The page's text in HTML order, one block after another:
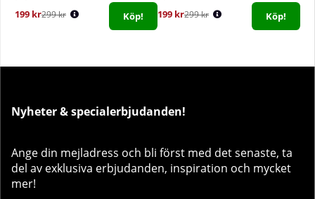
199 kr299 kr Köp! 199 kr299 kr Köp!
Nyheter & specialerbjudanden!
Ange din mejladress och bli först med det senaste, ta
del av exklusiva erbjudanden, inspiration och mycket
mer!